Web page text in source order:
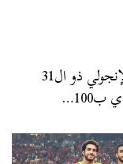
يلعب كريستوفاو باسينسيا مابولولو الهداف الإنجولي ذو ال31